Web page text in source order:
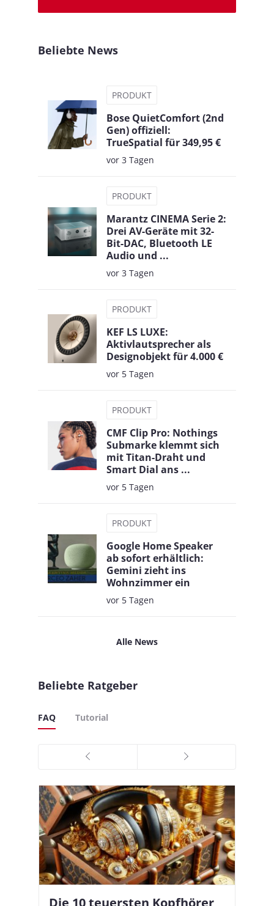
Beliebte News
PRODUKT
Bose QuietComfort (2nd
Gen) offiziell:
TrueSpatial für 349,95 €
vor 3 Tagen
PRODUKT
Marantz CINEMA Serie 2:
Drei AV-Geräte mit 32-
Bit-DAC, Bluetooth LE
Audio und ...
vor 3 Tagen
PRODUKT
KEF LS LUXE:
Aktivlautsprecher als
Designobjekt für 4.000 €
vor 5 Tagen
PRODUKT
CMF Clip Pro: Nothings
Submarke klemmt sich
mit Titan-Draht und
Smart Dial ans ...
vor 5 Tagen
PRODUKT
Google Home Speaker
ab sofort erhältlich:
Gemini zieht ins
Wohnzimmer ein
vor 5 Tagen
Alle News
Beliebte Ratgeber
FAQ Tutorial
Die 10 teuersten Kopfhörer
Apple AirPods Pro 2 und iOS